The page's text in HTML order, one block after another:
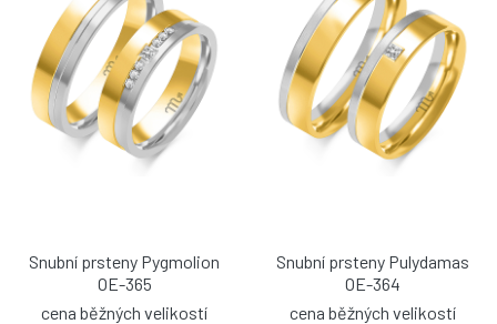
Snubní prsteny Pygmolion
OE-365
cena běžných velikostí
Snubní prsteny Pulydamas
OE-364
cena běžných velikostí